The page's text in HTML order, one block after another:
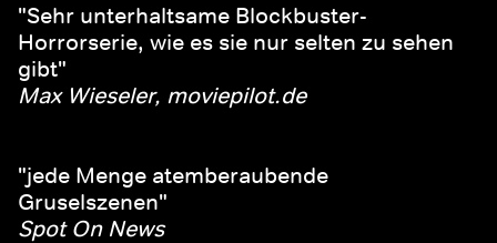
"Sehr unterhaltsame Blockbuster-
Horrorserie, wie es sie nur selten zu sehen
gibt"
Max Wieseler, moviepilot.de
"jede Menge atemberaubende
Gruselszenen"
Spot On News